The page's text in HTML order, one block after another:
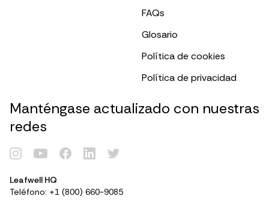
Renovar Tarjeta
Identificarse
FAQs
Glosario
Política de cookies
Política de privacidad
Manténgase actualizado con nuestras
redes
Leafwell HQ
Teléfono: +1 (800) 660-9085